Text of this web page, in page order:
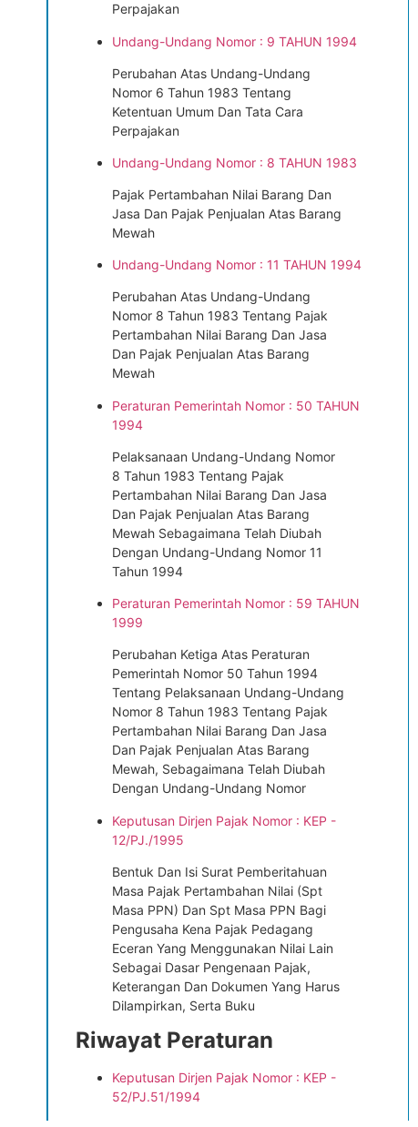
Perpajakan
Undang-Undang Nomor : 9 TAHUN 1994
Perubahan Atas Undang-Undang
Nomor 6 Tahun 1983 Tentang
Ketentuan Umum Dan Tata Cara
Perpajakan
Undang-Undang Nomor : 8 TAHUN 1983
Pajak Pertambahan Nilai Barang Dan
Jasa Dan Pajak Penjualan Atas Barang
Mewah
Undang-Undang Nomor : 11 TAHUN 1994
Perubahan Atas Undang-Undang
Nomor 8 Tahun 1983 Tentang Pajak
Pertambahan Nilai Barang Dan Jasa
Dan Pajak Penjualan Atas Barang
Mewah
Peraturan Pemerintah Nomor : 50 TAHUN
1994
Pelaksanaan Undang-Undang Nomor
8 Tahun 1983 Tentang Pajak
Pertambahan Nilai Barang Dan Jasa
Dan Pajak Penjualan Atas Barang
Mewah Sebagaimana Telah Diubah
Dengan Undang-Undang Nomor 11
Tahun 1994
Peraturan Pemerintah Nomor : 59 TAHUN
1999
Perubahan Ketiga Atas Peraturan
Pemerintah Nomor 50 Tahun 1994
Tentang Pelaksanaan Undang-Undang
Nomor 8 Tahun 1983 Tentang Pajak
Pertambahan Nilai Barang Dan Jasa
Dan Pajak Penjualan Atas Barang
Mewah, Sebagaimana Telah Diubah
Dengan Undang-Undang Nomor
Keputusan Dirjen Pajak Nomor : KEP -
12/PJ./1995
Bentuk Dan Isi Surat Pemberitahuan
Masa Pajak Pertambahan Nilai (Spt
Masa PPN) Dan Spt Masa PPN Bagi
Pengusaha Kena Pajak Pedagang
Eceran Yang Menggunakan Nilai Lain
Sebagai Dasar Pengenaan Pajak,
Keterangan Dan Dokumen Yang Harus
Dilampirkan, Serta Buku
Riwayat Peraturan
Keputusan Dirjen Pajak Nomor : KEP -
52/PJ.51/1994